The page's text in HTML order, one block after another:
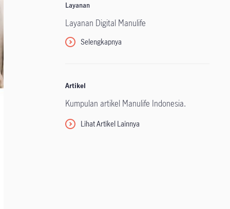
Layanan
Layanan Digital Manulife
Selengkapnya
Artikel
Kumpulan artikel Manulife Indonesia.
Lihat Artikel Lainnya